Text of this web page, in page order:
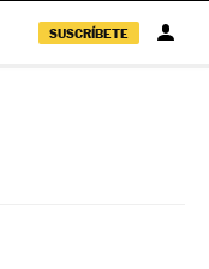
SUSCRÍBETE